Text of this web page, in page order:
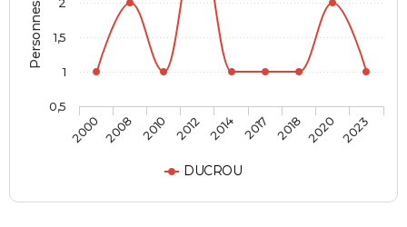
DUCROU
2000 2008 2010 2012 2014 2017 2018 2020 2023
0,5
1
1,5